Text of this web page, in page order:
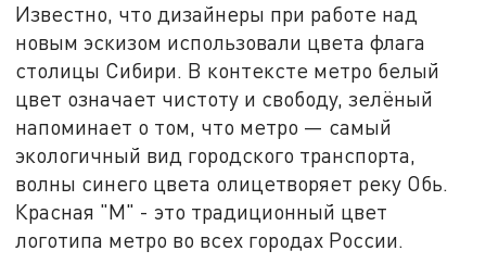
Известно, что дизайнеры при работе над
новым эскизом использовали цвета флага
столицы Сибири. В контексте метро белый
цвет означает чистоту и свободу, зелёный
напоминает о том, что метро — самый
экологичный вид городского транспорта,
волны синего цвета олицетворяет реку Обь.
Красная "М" - это традиционный цвет
логотипа метро во всех городах России.